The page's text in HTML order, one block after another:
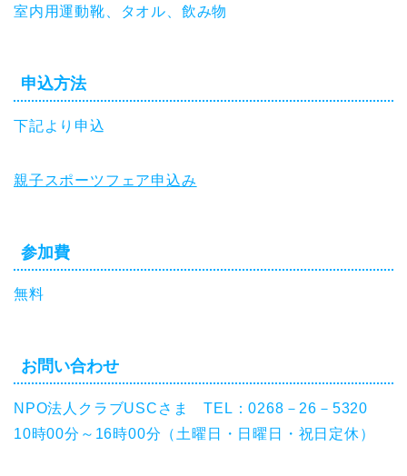
室内用運動靴、タオル、飲み物
申込方法
下記より申込
親子スポーツフェア申込み
参加費
無料
お問い合わせ
NPO法人クラブUSCさま TEL：0268－26－5320
10時00分～16時00分（土曜日・日曜日・祝日定休）